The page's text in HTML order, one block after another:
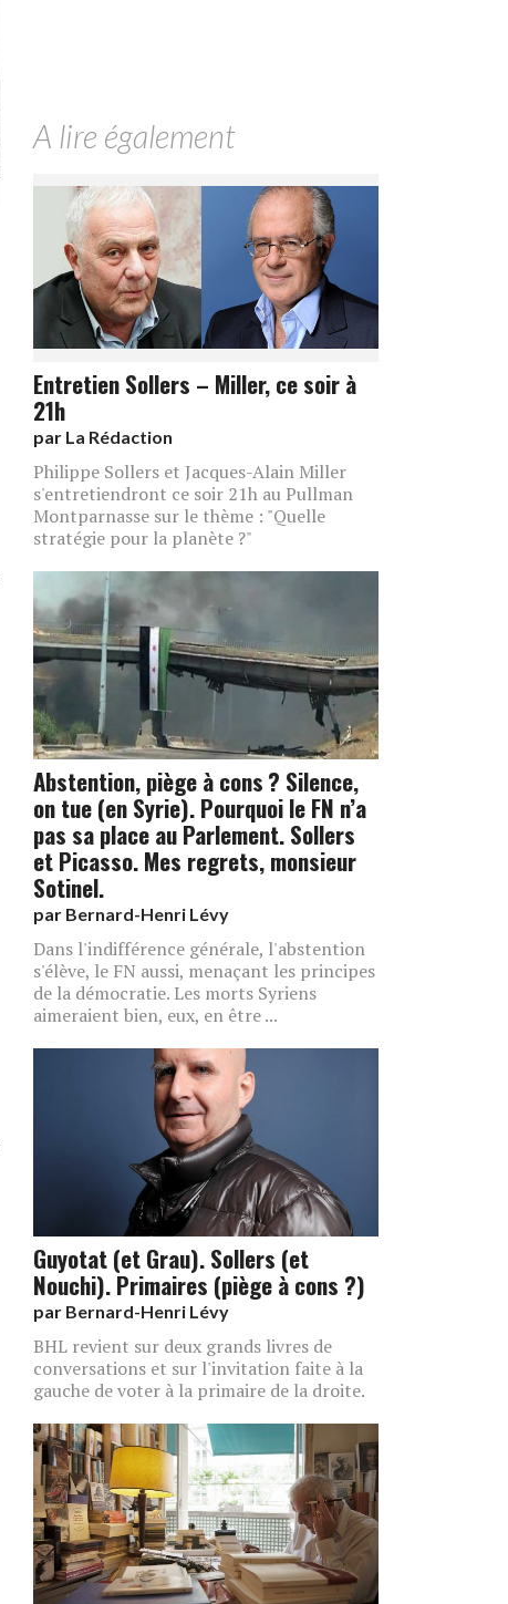
A lire également
Entretien Sollers – Miller, ce soir à
21h
par La Rédaction
Philippe Sollers et Jacques-Alain Miller
s'entretiendront ce soir 21h au Pullman
Montparnasse sur le thème : "Quelle
stratégie pour la planète ?"
Abstention, piège à cons ? Silence,
on tue (en Syrie). Pourquoi le FN n’a
pas sa place au Parlement. Sollers
et Picasso. Mes regrets, monsieur
Sotinel.
par Bernard-Henri Lévy
Dans l'indifférence générale, l'abstention
s'élève, le FN aussi, menaçant les principes
de la démocratie. Les morts Syriens
aimeraient bien, eux, en être ...
Guyotat (et Grau). Sollers (et
Nouchi). Primaires (piège à cons ?)
par Bernard-Henri Lévy
BHL revient sur deux grands livres de
conversations et sur l'invitation faite à la
gauche de voter à la primaire de la droite.